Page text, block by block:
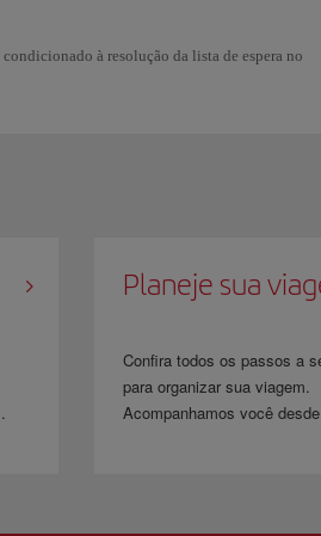
à resolução da lista de espera no
Planeje sua
Confira todos os passos a
para organizar sua viagem.
Acompanhamos você